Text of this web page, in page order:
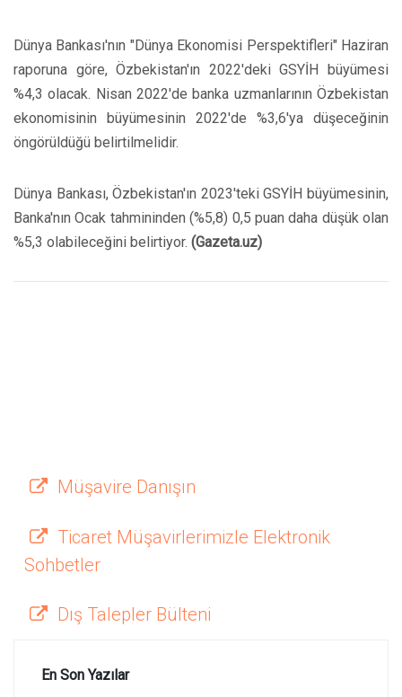
Dünya Bankası'nın "Dünya Ekonomisi Perspektifleri" Haziran
raporuna göre, Özbekistan'ın 2022'deki GSYİH büyümesi
%4,3 olacak. Nisan 2022'de banka uzmanlarının Özbekistan
ekonomisinin büyümesinin 2022'de %3,6'ya düşeceğinin
öngörüldüğü belirtilmelidir.
Dünya Bankası, Özbekistan'ın 2023'teki GSYİH büyümesinin,
Banka'nın Ocak tahmininden (%5,8) 0,5 puan daha düşük olan
%5,3 olabileceğini belirtiyor. (Gazeta.uz)
Müşavire Danışın
Ticaret Müşavirlerimizle Elektronik
Sohbetler
Dış Talepler Bülteni
En Son Yazılar